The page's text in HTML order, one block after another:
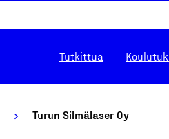
Tutkittua
Turun Silmälaser Oy